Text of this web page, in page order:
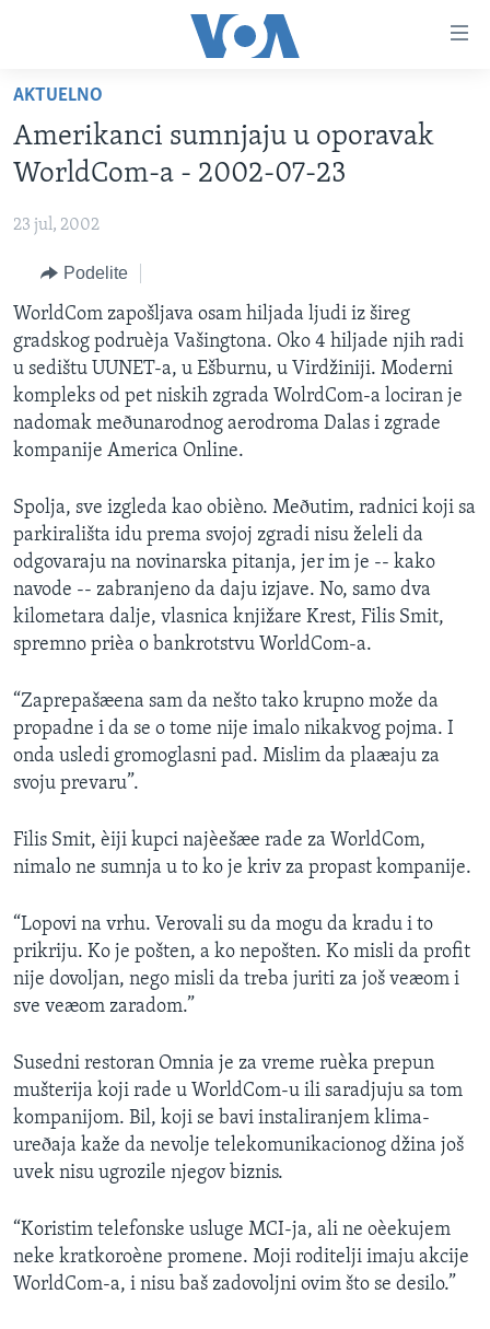
glavni
sadržaj
Idi
glavnu
navigaciju
pretragu
NASLOVNA
RUBRIKE
BALKAN
GLOBALNE TEME
EKONOMIJA
NAUKA I TEHNOLOGIJA
MEDICINA
KULTURA
SPORT
INTERVJU
OTVORENI STUDIO
IZ AMERIKE
PRATITE NAS
Jezici
AKTUELNO
Amerikanci sumnjaju u oporavak
WorldCom-a - 2002-07-23
23 jul, 2002
Podelite
WorldCom zapošljava osam hiljada ljudi iz šireg
gradskog podruèja Vašingtona. Oko 4 hiljade njih radi
u sedištu UUNET-a, u Ešburnu, u Virdžiniji. Moderni
kompleks od pet niskih zgrada WolrdCom-a lociran je
nadomak meðunarodnog aerodroma Dalas i zgrade
kompanije America Online.
Spolja, sve izgleda kao obièno. Meðutim, radnici koji sa
parkirališta idu prema svojoj zgradi nisu želeli da
odgovaraju na novinarska pitanja, jer im je -- kako
navode -- zabranjeno da daju izjave. No, samo dva
kilometara dalje, vlasnica knjižare Krest, Filis Smit,
spremno prièa o bankrotstvu WorldCom-a.
“Zaprepašæena sam da nešto tako krupno može da
propadne i da se o tome nije imalo nikakvog pojma. I
onda usledi gromoglasni pad. Mislim da plaæaju za
svoju prevaru”.
Filis Smit, èiji kupci najèešæe rade za WorldCom,
nimalo ne sumnja u to ko je kriv za propast kompanije.
“Lopovi na vrhu. Verovali su da mogu da kradu i to
prikriju. Ko je pošten, a ko nepošten. Ko misli da profit
nije dovoljan, nego misli da treba juriti za još veæom i
sve veæom zaradom.”
Susedni restoran Omnia je za vreme ruèka prepun
mušterija koji rade u WorldCom-u ili saradjuju sa tom
kompanijom. Bil, koji se bavi instaliranjem klima-
ureðaja kaže da nevolje telekomunikacionog džina još
uvek nisu ugrozile njegov biznis.
“Koristim telefonske usluge MCI-ja, ali ne oèekujem
neke kratkoroène promene. Moji roditelji imaju akcije
WorldCom-a, i nisu baš zadovoljni ovim što se desilo.”